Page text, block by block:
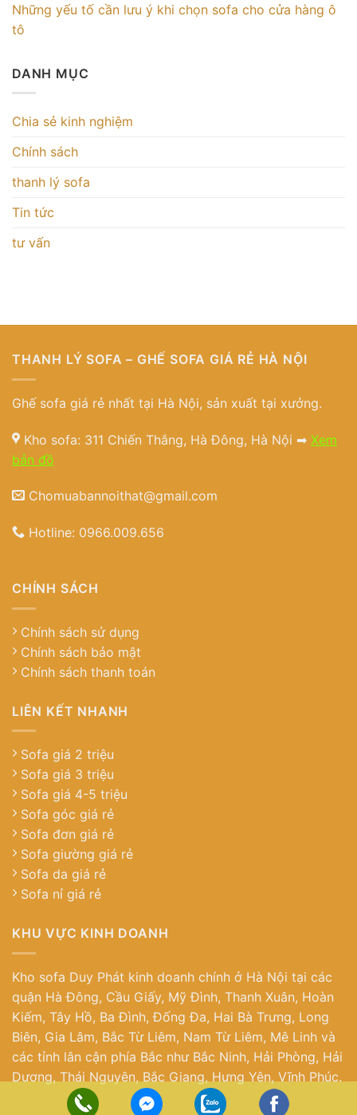
Những yếu tố cần lưu ý khi chọn sofa cho cửa hàng ô
tô
DANH MỤC
Chia sẻ kinh nghiệm
Chính sách
thanh lý sofa
Tin tức
tư vấn
THANH LÝ SOFA – GHẾ SOFA GIÁ RẺ HÀ NỘI
Ghế sofa giá rẻ nhất tại Hà Nội, sản xuất tại xưởng.
Kho sofa: 311 Chiến Thắng, Hà Đông, Hà Nội ➡ Xem
bản đồ
Chomuabannoithat@gmail.com
Hotline: 0966.009.656
CHÍNH SÁCH
Chính sách sử dụng
Chính sách bảo mật
Chính sách thanh toán
LIÊN KẾT NHANH
Sofa giá 2 triệu
Sofa giá 3 triệu
Sofa giá 4-5 triệu
Sofa góc giá rẻ
Sofa đơn giá rẻ
Sofa giường giá rẻ
Sofa da giá rẻ
Sofa nỉ giá rẻ
KHU VỰC KINH DOANH
Kho sofa Duy Phát kinh doanh chính ở Hà Nội tại các
quận Hà Đông, Cầu Giấy, Mỹ Đình, Thanh Xuân, Hoàn
Kiếm, Tây Hồ, Ba Đình, Đống Đa, Hai Bà Trưng, Long
Biên, Gia Lâm, Bắc Từ Liêm, Nam Từ Liêm, Mê Linh và
các tỉnh lân cận phía Bắc như Bắc Ninh, Hải Phòng, Hải
Dương, Thái Nguyên, Bắc Giang, Hưng Yên, Vĩnh Phúc.